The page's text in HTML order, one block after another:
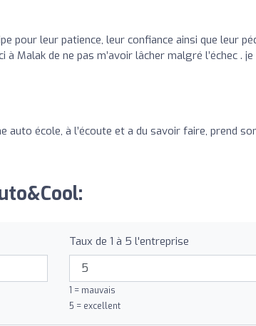
pour leur patience, leur confiance ainsi que leur
Malak de ne pas m’avoir lâcher malgré l’échec .
auto école, à l’écoute et a du savoir faire, prend
Taux de 1 à 5 l'entreprise
1 = mauvais
5 = excellent